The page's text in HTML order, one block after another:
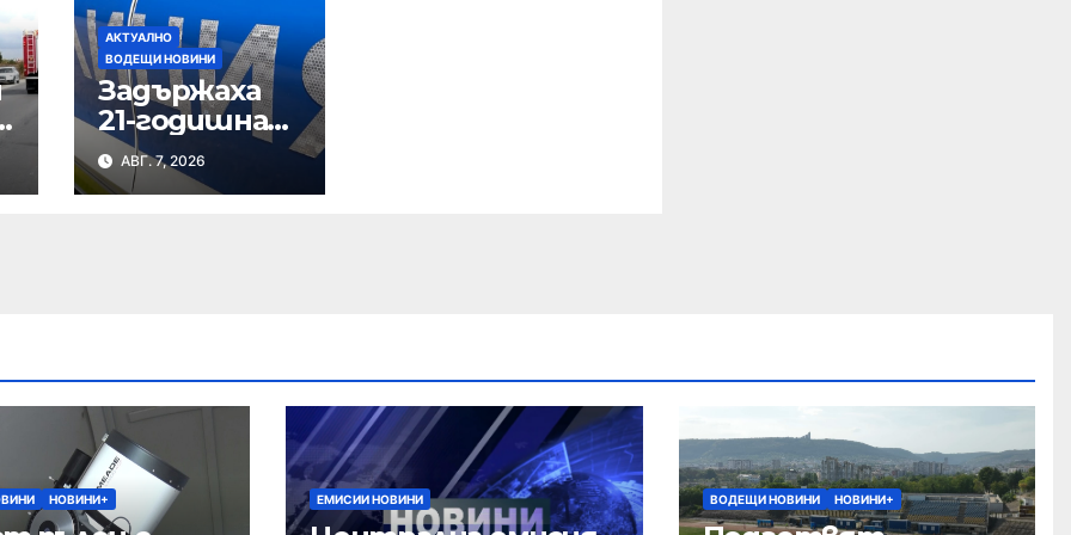
АКТУАЛНО
ВОДЕЩИ НОВИНИ
Задържаха
21-годишна
шуменка за
наркотици
АВГ. 7, 2026
НОВИНИ+ ЕМИСИИ НОВИНИ ВОДЕЩИ НОВИНИ НОВИНИ+